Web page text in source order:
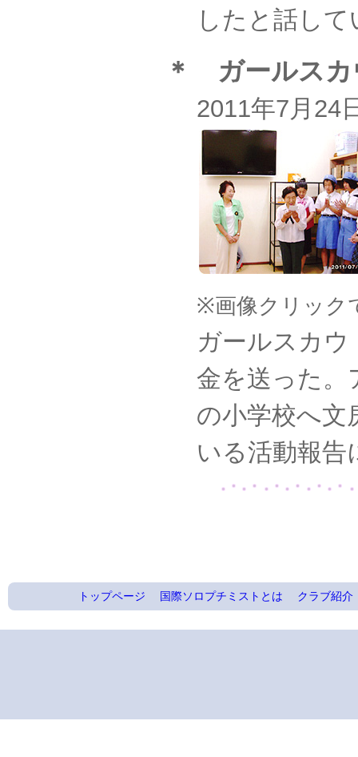
したと話し
＊ ガールスカ
2011年7月
※画像クリック
ガールスカ
金を送った。
の小学校へ文
いる活動報告
トップページ 国際ソロプチミストとは クラブ紹介